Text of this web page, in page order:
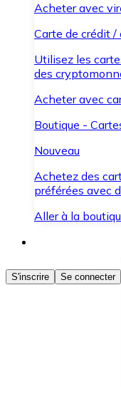
Acheter avec
Carte de crédit /
Utilisez les
des
Acheter avec
Boutique -
Nouveau
Achetez des
préférées avec
Aller à la
Acheter des
Achetez les
Convertissez
S'inscrire Se connecter